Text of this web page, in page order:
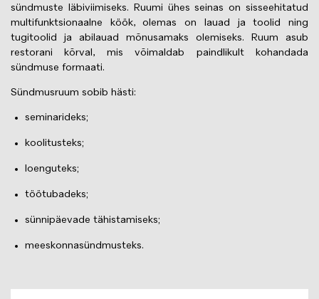
sündmuste läbiviimiseks. Ruumi ühes seinas on sisseehitatud
multifunktsionaalne köök, olemas on lauad ja toolid ning
tugitoolid ja abilauad mõnusamaks olemiseks. Ruum asub
restorani kõrval, mis võimaldab paindlikult kohandada
sündmuse formaati.
Sündmusruum sobib hästi:
seminarideks;
koolitusteks;
loenguteks;
töötubadeks;
sünnipäevade tähistamiseks;
meeskonnasündmusteks.